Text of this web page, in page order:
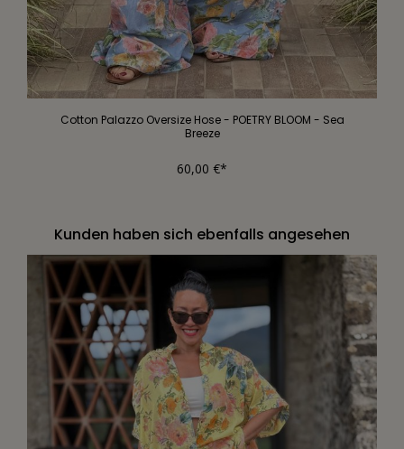
Cotton Palazzo Oversize Hose - POETRY BLOOM - Sea
Breeze
60,00 €*
Kunden haben sich ebenfalls angesehen